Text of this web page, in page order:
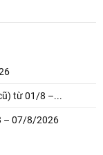
từ 01/8 –...
– 07/8/2026